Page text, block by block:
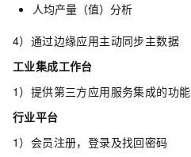
人均产量（值）分析
4）通过边缘应用主动同步主数据
工业集成工作台
1）提供第三方应用服务集成的功能
行业平台
1）会员注册，登录及找回密码